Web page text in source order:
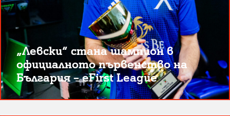
„Левски“ стана шампион в
официалното първенство на
България – eFirst League